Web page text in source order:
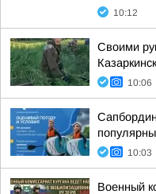
10:12
Своими
10:06
10:03
Военный